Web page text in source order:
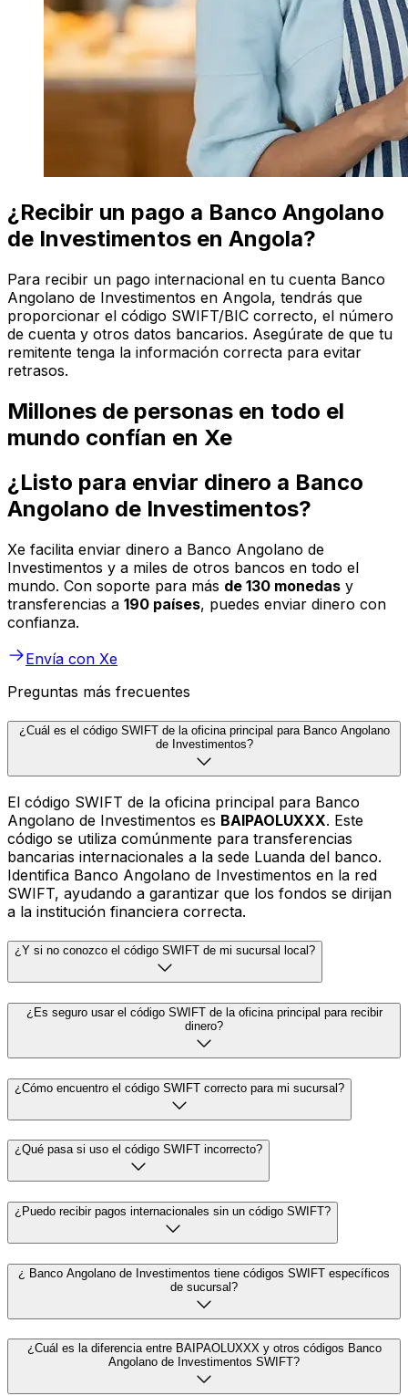
¿Recibir un pago a Banco Angolano
de Investimentos en Angola?
Para recibir un pago internacional en tu cuenta Banco
Angolano de Investimentos en Angola, tendrás que
proporcionar el código SWIFT/BIC correcto, el número
de cuenta y otros datos bancarios. Asegúrate de que tu
remitente tenga la información correcta para evitar
retrasos.
Millones de personas en todo el
mundo confían en Xe
¿Listo para enviar dinero a Banco
Angolano de Investimentos?
Xe facilita enviar dinero a Banco Angolano de
Investimentos y a miles de otros bancos en todo el
mundo. Con soporte para más de 130 monedas y
transferencias a 190 países, puedes enviar dinero con
confianza.
Envía con Xe
Preguntas más frecuentes
¿Cuál es el código SWIFT de la oficina principal para Banco Angolano
de Investimentos?
El código SWIFT de la oficina principal para Banco
Angolano de Investimentos es BAIPAOLUXXX. Este
código se utiliza comúnmente para transferencias
bancarias internacionales a la sede Luanda del banco.
Identifica Banco Angolano de Investimentos en la red
SWIFT, ayudando a garantizar que los fondos se dirijan
a la institución financiera correcta.
¿Y si no conozco el código SWIFT de mi sucursal local?
¿Es seguro usar el código SWIFT de la oficina principal para recibir
dinero?
¿Cómo encuentro el código SWIFT correcto para mi sucursal?
¿Qué pasa si uso el código SWIFT incorrecto?
¿Puedo recibir pagos internacionales sin un código SWIFT?
¿ Banco Angolano de Investimentos tiene códigos SWIFT específicos
de sucursal?
¿Cuál es la diferencia entre BAIPAOLUXXX y otros códigos Banco
Angolano de Investimentos SWIFT?